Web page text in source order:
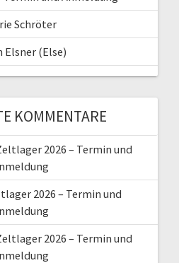
Schröter
Elsner (Else)
KOMMENTARE
2026 – Termin und
2026 – Termin und
2026 – Termin und